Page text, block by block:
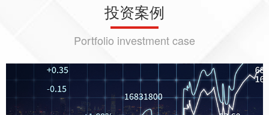
投资案例
Portfolio investment case